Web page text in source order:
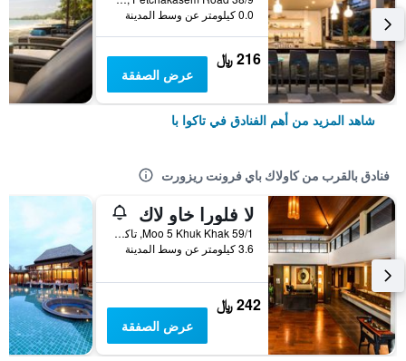
0.0 كيلومتر عن وسط المدينة
216 ﷼
عرض الصفقة
شاهد المزيد من أهم الفنادق في تاكوا با
فنادق بالقرب من كاولاك باي فرونت ريزورت
لا فلورا خاو لاك
59/1 Moo 5 Khuk Khak, تاكوا با, تايلاند
3.6 كيلومتر عن وسط المدينة
242 ﷼
عرض الصفقة